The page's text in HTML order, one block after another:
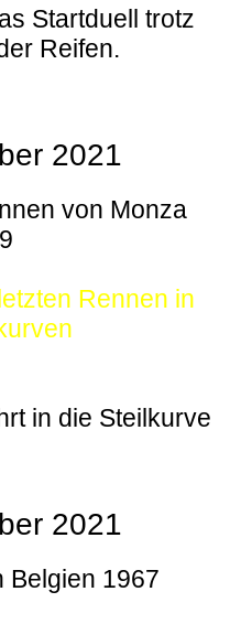
Startduell trotz
Reifen.
2021
von Monza
Rennen in
in die Steilkurve
2021
Belgien 1967